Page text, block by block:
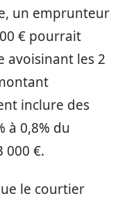
un emprunteur
€ pourrait
avoisinant les 2
inclure des
à 0,8% du
000 €.
le courtier